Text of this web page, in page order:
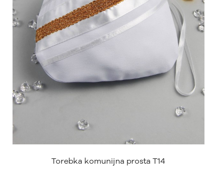
Torebka komunijna prosta T14